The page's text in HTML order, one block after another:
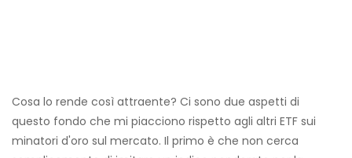
Cosa lo rende così attraente? Ci sono due aspetti di
questo fondo che mi piacciono rispetto agli altri ETF sui
minatori d'oro sul mercato. Il primo è che non cerca